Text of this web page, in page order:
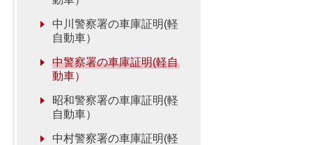
中川警察署の車庫証明(軽
自動車）
中警察署の車庫証明(軽自
動車）
昭和警察署の車庫証明(軽
自動車）
中村警察署の車庫証明(軽